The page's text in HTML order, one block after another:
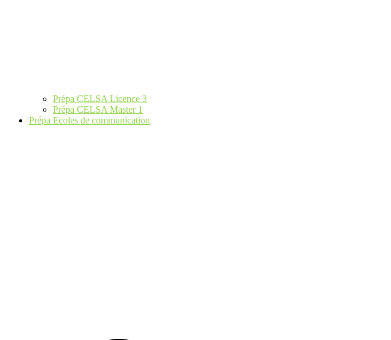
Prépa CELSA Licence 3
Prépa CELSA Master 1
Prépa Ecoles de communication